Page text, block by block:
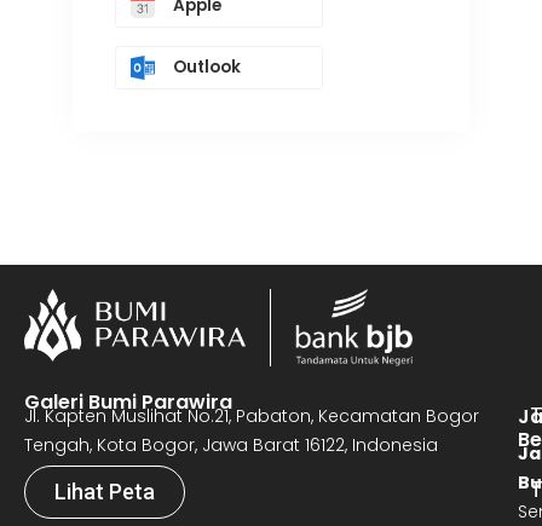
Apple
Outlook
Galeri Bumi Parawira
Jl. Kapten Muslihat No.21, Pabaton, Kecamatan Bogor
Tengah, Kota Bogor, Jawa Barat 16122, Indonesia
Lihat Peta